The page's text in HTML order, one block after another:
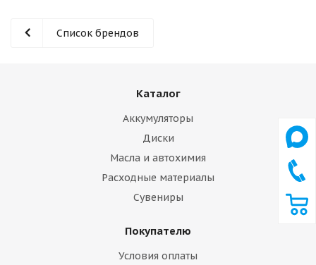
Список брендов
Каталог
Аккумуляторы
Диски
Масла и автохимия
Расходные материалы
Сувениры
Покупателю
Условия оплаты